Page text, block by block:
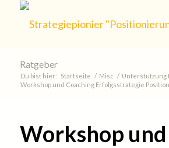
Ratgeber
Du bist hier: Startseite / Misc / Unterstützung
Workshop und Coaching Erfolgsstrategie
Workshop und